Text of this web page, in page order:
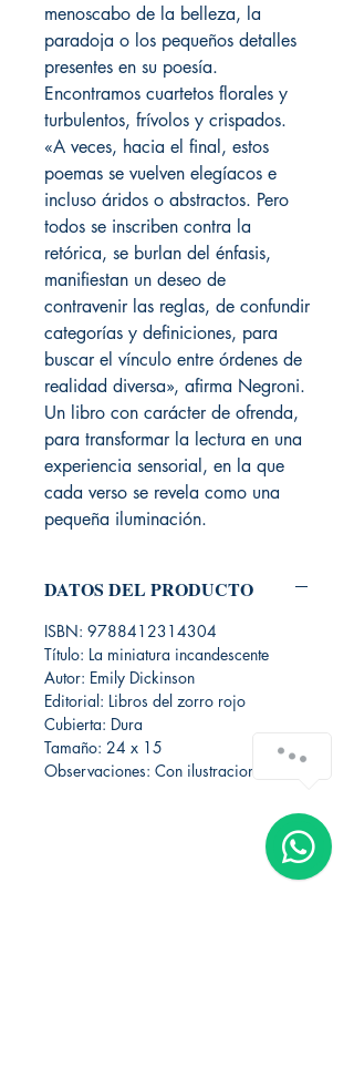
menoscabo de la belleza, la
paradoja o los pequeños detalles
presentes en su poesía.
Encontramos cuartetos florales y
turbulentos, frívolos y crispados.
«A veces, hacia el final, estos
poemas se vuelven elegíacos e
incluso áridos o abstractos. Pero
todos se inscriben contra la
retórica, se burlan del énfasis,
manifiestan un deseo de
contravenir las reglas, de confundir
categorías y definiciones, para
buscar el vínculo entre órdenes de
realidad diversa», afirma Negroni.
Un libro con carácter de ofrenda,
para transformar la lectura en una
experiencia sensorial, en la que
cada verso se revela como una
pequeña iluminación.
DATOS DEL PRODUCTO
ISBN: 9788412314304
Título: La miniatura incandescente
Autor: Emily Dickinson
Editorial: Libros del zorro rojo
Cubierta: Dura
Tamaño: 24 x 15
Observaciones: Con ilustraciones